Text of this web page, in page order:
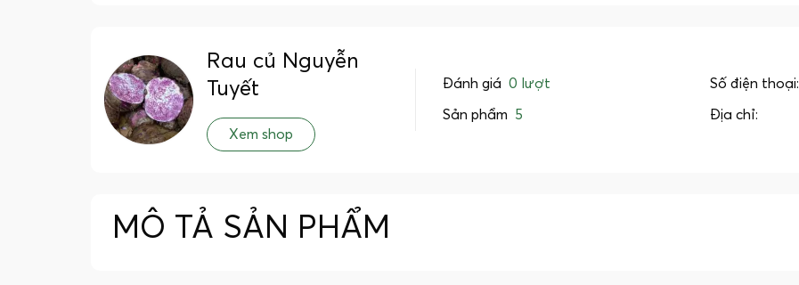
Rau củ Nguyễn
Tuyết
Xem shop
Đánh giá 0 lượt Số điện thoại:
Sản phẩm 5 Địa chỉ:
MÔ TẢ SẢN PHẨM